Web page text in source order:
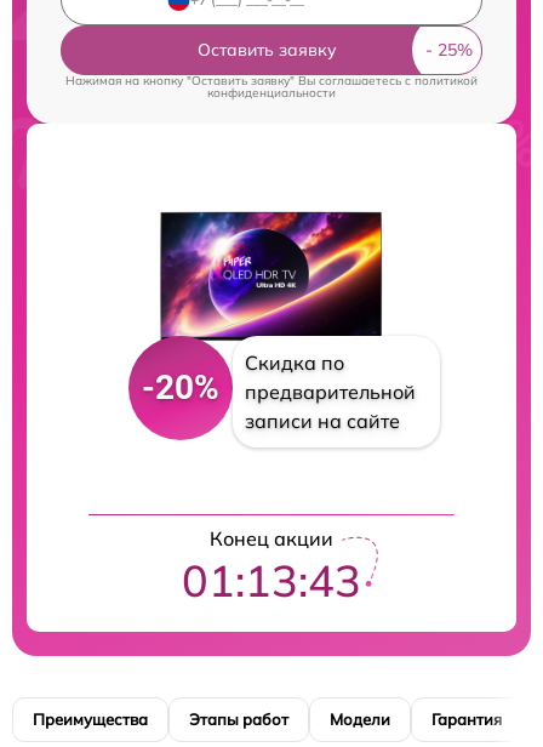
Оставить заявку
Нажимая на кнопку "Оставить заявку" Вы соглашаетесь cполитикой
конфиденциальности
-20%
Скидка по
предварительной
записи на сайте
Конец акции
01:13:42
Преимущества Этапы работ Модели Гарантия